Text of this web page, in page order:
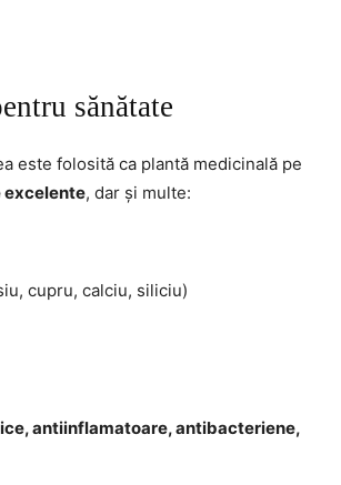
sănătate
este folosită ca plantă medicinală pe
, dar și multe:
cupru, calciu, siliciu)
antiinflamatoare, antibacteriene,